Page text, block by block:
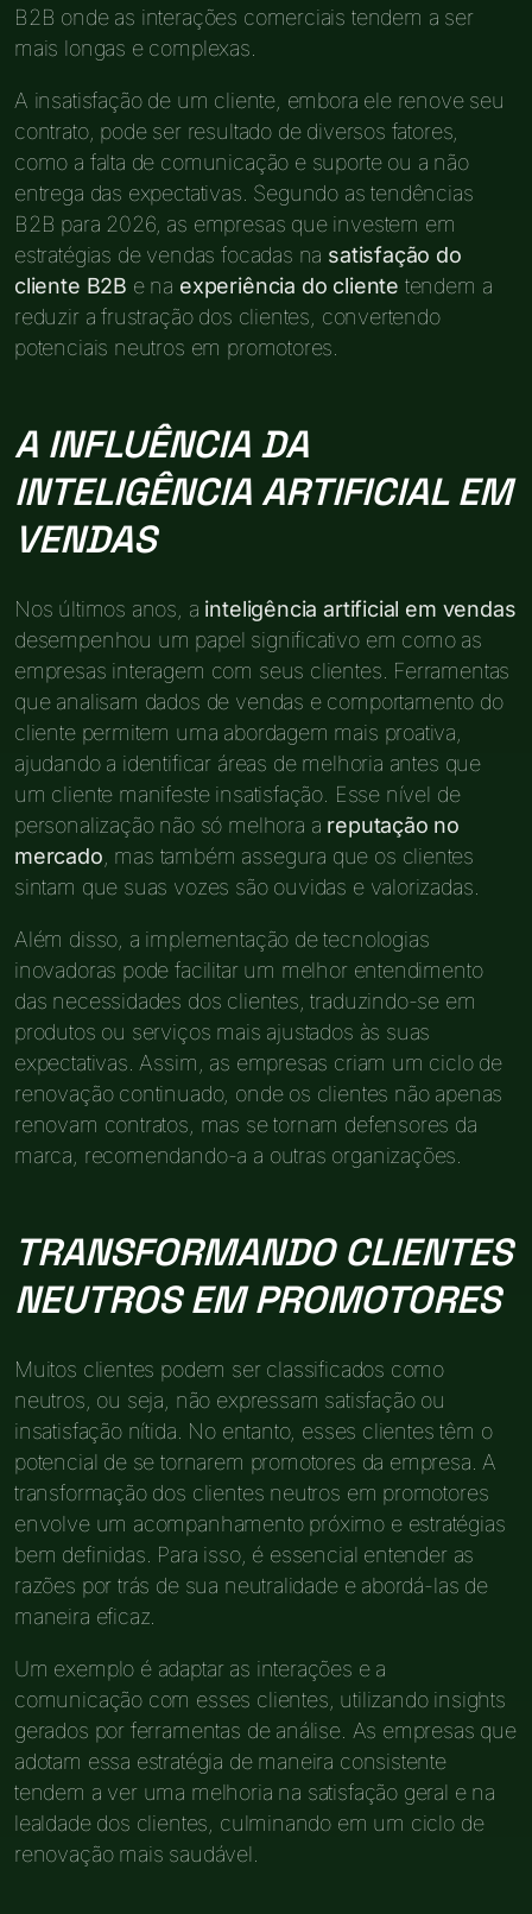
B2B onde as interações comerciais tendem a ser
mais longas e complexas.
A insatisfação de um cliente, embora ele renove seu
contrato, pode ser resultado de diversos fatores,
como a falta de comunicação e suporte ou a não
entrega das expectativas. Segundo as tendências
B2B para 2026, as empresas que investem em
estratégias de vendas focadas na satisfação do
cliente B2B e na experiência do cliente tendem a
reduzir a frustração dos clientes, convertendo
potenciais neutros em promotores.
A INFLUÊNCIA DA
INTELIGÊNCIA ARTIFICIAL EM
VENDAS
Nos últimos anos, a inteligência artificial em vendas
desempenhou um papel significativo em como as
empresas interagem com seus clientes. Ferramentas
que analisam dados de vendas e comportamento do
cliente permitem uma abordagem mais proativa,
ajudando a identificar áreas de melhoria antes que
um cliente manifeste insatisfação. Esse nível de
personalização não só melhora a reputação no
mercado , mas também assegura que os clientes
sintam que suas vozes são ouvidas e valorizadas.
Além disso, a implementação de tecnologias
inovadoras pode facilitar um melhor entendimento
das necessidades dos clientes, traduzindo-se em
produtos ou serviços mais ajustados às suas
expectativas. Assim, as empresas criam um ciclo de
renovação continuado, onde os clientes não apenas
renovam contratos, mas se tornam defensores da
marca, recomendando-a a outras organizações.
TRANSFORMANDO CLIENTES
NEUTROS EM PROMOTORES
Muitos clientes podem ser classificados como
neutros, ou seja, não expressam satisfação ou
insatisfação nítida. No entanto, esses clientes têm o
potencial de se tornarem promotores da empresa. A
transformação dos clientes neutros em promotores
envolve um acompanhamento próximo e estratégias
bem definidas. Para isso, é essencial entender as
razões por trás de sua neutralidade e abordá-las de
maneira eficaz.
Um exemplo é adaptar as interações e a
comunicação com esses clientes, utilizando insights
gerados por ferramentas de análise. As empresas que
adotam essa estratégia de maneira consistente
tendem a ver uma melhoria na satisfação geral e na
lealdade dos clientes, culminando em um ciclo de
renovação mais saudável.